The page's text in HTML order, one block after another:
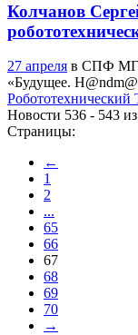
Колчанов
27 апреля в СПФ
«Будущее.
Робототехнический
Новости 536 - 543
Страницы:
←
1
2
...
65
66
67
68
69
70
→